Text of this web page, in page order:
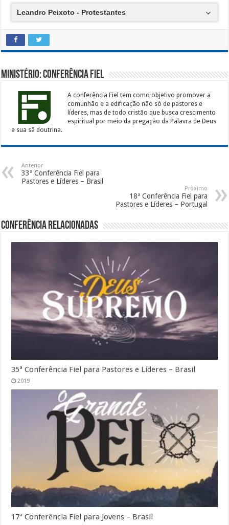
Leandro Peixoto - Protestantes
Ministério: Conferência Fiel
A conferência Fiel tem como objetivo promover a
comunhão e a edificação não só de pastores e
líderes, mas de todo cristão que busca crescimento
espiritual por meio da pregação da Palavra de Deus
e sua sã doutrina.
Anterior
33ª Conferência Fiel para
Pastores e Líderes – Brasil
Próximo
18ª Conferência Fiel para
Pastores e Líderes – Portugal
Conferência Relacionadas
35ª Conferência Fiel para Pastores e Líderes – Brasil
2019
17ª Conferência Fiel para Jovens – Brasil